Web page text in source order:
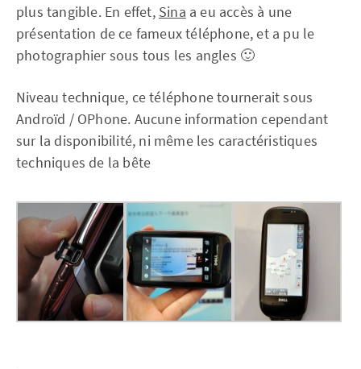
plus tangible. En effet, Sina a eu accès à une
présentation de ce fameux téléphone, et a pu le
photographier sous tous les angles 🙂
Niveau technique, ce téléphone tournerait sous
Androïd / OPhone. Aucune information cependant
sur la disponibilité, ni même les caractéristiques
techniques de la bête